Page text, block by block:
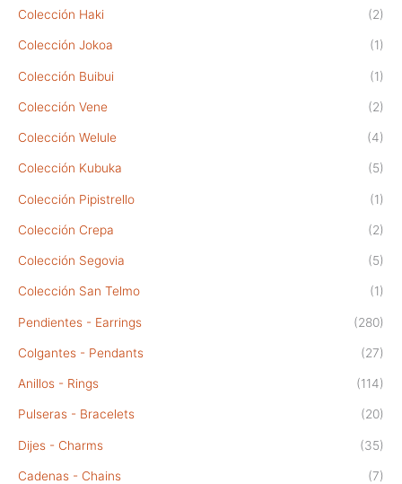
Colección Haki (2)
Colección Jokoa (1)
Colección Buibui (1)
Colección Vene (2)
Colección Welule (4)
Colección Kubuka (5)
Colección Pipistrello (1)
Colección Crepa (2)
Colección Segovia (5)
Colección San Telmo (1)
Pendientes - Earrings (280)
Colgantes - Pendants (27)
Anillos - Rings (114)
Pulseras - Bracelets (20)
Dijes - Charms (35)
Cadenas - Chains (7)